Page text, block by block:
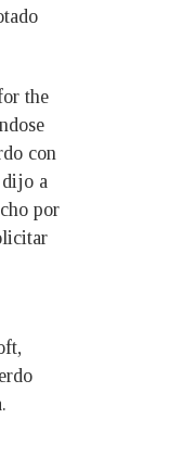
the
con
dijo a
por